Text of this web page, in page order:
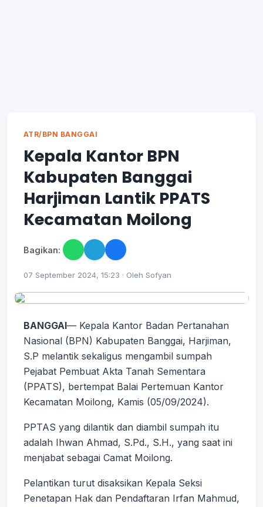
ATR/BPN BANGGAI
Kepala Kantor BPN
Kabupaten Banggai
Harjiman Lantik PPATS
Kecamatan Moilong
Bagikan:
07 September 2024, 15:23 · Oleh Sofyan
BANGGAI— Kepala Kantor Badan Pertanahan
Nasional (BPN) Kabupaten Banggai, Harjiman,
S.P melantik sekaligus mengambil sumpah
Pejabat Pembuat Akta Tanah Sementara
(PPATS), bertempat Balai Pertemuan Kantor
Kecamatan Moilong, Kamis (05/09/2024).
PPTAS yang dilantik dan diambil sumpah itu
adalah Ihwan Ahmad, S.Pd., S.H., yang saat ini
menjabat sebagai Camat Moilong.
Pelantikan turut disaksikan Kepala Seksi
Penetapan Hak dan Pendaftaran Irfan Mahmud,